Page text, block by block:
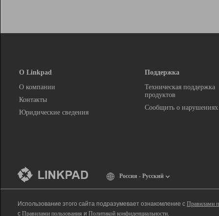
О Linkpad
О компании
Контакты
Юридические сведения
Поддержка
Техническая поддержка
продуктов
Сообщить о нарушениях
Россия - Русский
Использование этого сайта подразумевает ознакомление с Правилами
с Правилами пользования и Политикой конфиденциальности.